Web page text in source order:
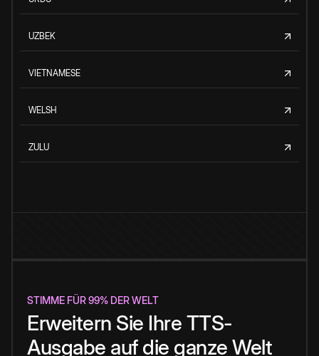
UZBEK
VIETNAMESE
WELSH
ZULU
STIMME FÜR 99% DER WELT
Erweitern Sie Ihre TTS-
Ausgabe auf die ganze Welt